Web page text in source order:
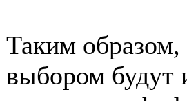
Таким
выбором будут